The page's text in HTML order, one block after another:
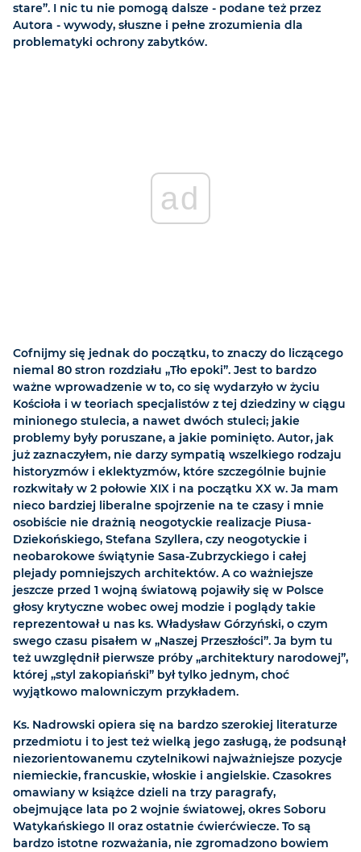
stare”. I nic tu nie pomogą dalsze - podane też przez
Autora - wywody, słuszne i pełne zrozumienia dla
problematyki ochrony zabytków.
ad
Cofnijmy się jednak do początku, to znaczy do liczącego
niemal 80 stron rozdziału „Tło epoki”. Jest to bardzo
ważne wprowadzenie w to, co się wydarzyło w życiu
Kościoła i w teoriach specjalistów z tej dziedziny w ciągu
minionego stulecia, a nawet dwóch stuleci; jakie
problemy były poruszane, a jakie pominięto. Autor, jak
już zaznaczyłem, nie darzy sympatią wszelkiego rodzaju
historyzmów i eklektyzmów, które szczególnie bujnie
rozkwitały w 2 połowie XIX i na początku XX w. Ja mam
nieco bardziej liberalne spojrzenie na te czasy i mnie
osobiście nie drażnią neogotyckie realizacje Piusa-
Dziekońskiego, Stefana Szyllera, czy neogotyckie i
neobarokowe świątynie Sasa-Zubrzyckiego i całej
plejady pomniejszych architektów. A co ważniejsze
jeszcze przed 1 wojną światową pojawiły się w Polsce
głosy krytyczne wobec owej modzie i poglądy takie
reprezentował u nas ks. Władysław Górzyński, o czym
swego czasu pisałem w „Naszej Przeszłości”. Ja bym tu
też uwzględnił pierwsze próby „architektury narodowej”,
której „styl zakopiański” był tylko jednym, choć
wyjątkowo malowniczym przykładem.
Ks. Nadrowski opiera się na bardzo szerokiej literaturze
przedmiotu i to jest też wielką jego zasługą, że podsunął
niezorientowanemu czytelnikowi najważniejsze pozycje
niemieckie, francuskie, włoskie i angielskie. Czasokres
omawiany w książce dzieli na trzy paragrafy,
obejmujące lata po 2 wojnie światowej, okres Soboru
Watykańskiego II oraz ostatnie ćwierćwiecze. To są
bardzo istotne rozważania, nie zgromadzono bowiem